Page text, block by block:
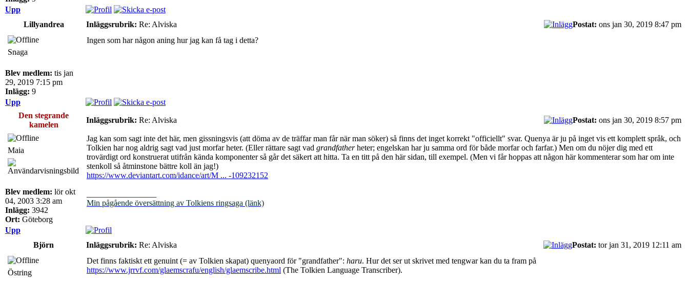
Upp
Lillyandrea
Inläggsrubrik: Re: Alviska Postat: ons jan 30, 2019 8:47 pm
Snaga
Blev medlem: tis jan
29, 2019 7:15 pm
Inlägg: 9
Ingen som har någon aning hur jag kan få tag i detta?
Upp
Den stegrande
kamelen
Inläggsrubrik: Re: Alviska Postat: ons jan 30, 2019 8:57 pm
Maia
Blev medlem: lör okt
04, 2003 3:28 am
Inlägg: 3942
Ort: Göteborg
Jag kan som sagt inte det här, men gissningsvis (att döma av de träffar man får när man söker) så finns det inget korrekt "officiellt" svar. Quenya är ju på inget vis ett komplett språk, och
Tolkien har nog aldrig sagt vad just morfar heter. (Eller rättare sagt vad grandfatherheter; engelskan har ju samma ord för både morfar och farfar.) Men om du nöjer dig med ett
trovärdigt ord konstruerat utifrån kända komponenter så går det säkert att hitta. Ta en titt på den här sidan, till exempel. (Men vi får hoppas att någon här kommenterar som har om inte
stenkoll så åtminstone bättre koll än jag!)
https://www.deviantart.com/idance/art/M ... -109232152
Min pågående översättning av Tolkiens ringsaga (länk)
Upp
Björn
Inläggsrubrik: Re: Alviska Postat: tor jan 31, 2019 12:11 am
Östring
Det finns faktiskt ett genuint (= av Tolkien skapat) quenyaord för "grandfather": haru. Hur det ser ut skrivet med tengwar kan du ta fram på
https://www.jrrvf.com/glaemscrafu/english/glaemscribe.html (The Tolkien Language Transcriber).